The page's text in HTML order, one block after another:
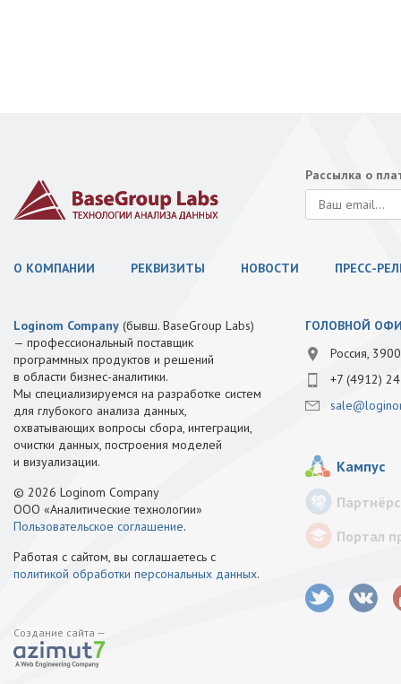
Рассылка о
О КОМПАНИИ РЕКВИЗИТЫ НОВОСТИ ПРЕСС-
Loginom Company (бывш. BaseGroup Labs)
— профессиональный поставщик
программных продуктов и решений
в области бизнес-аналитики.
Мы специализируемся на разработке систем
для глубокого анализа данных,
охватывающих вопросы сбора, интеграции,
очистки данных, построения моделей
и визуализации.
© 2026 Loginom Company
ООО «Аналитические технологии»
Пользовательское соглашение.
Работая с сайтом, вы соглашаетесь с
политикой обработки персональных данных.
Создание сайта —
ГОЛОВНОЙ
Россия,
+7 (4912)
Кампус
Портал